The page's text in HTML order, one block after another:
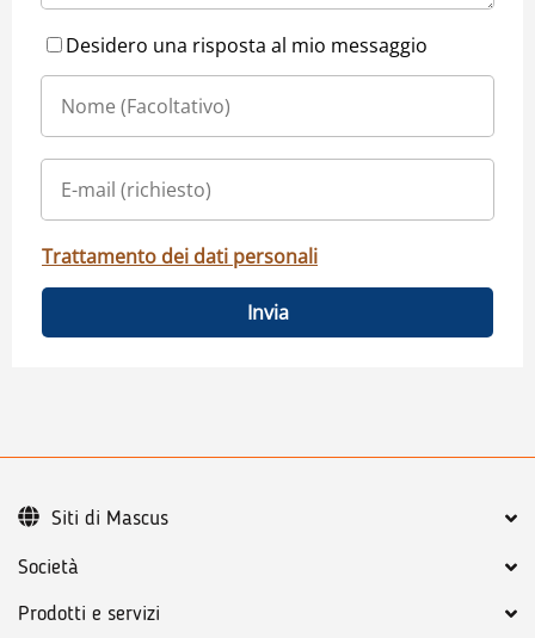
Desidero una risposta al mio messaggio
Trattamento dei dati personali
Invia
Società
Prodotti e servizi
Siti di Mascus